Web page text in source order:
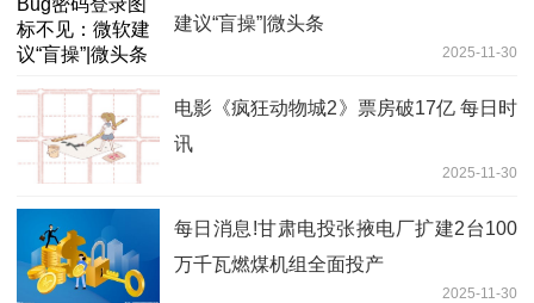
建议“盲操”|微头条
2025-11-30
电影《疯狂动物城2》票房破17亿 每日时
讯
2025-11-30
每日消息!甘肃电投张掖电厂扩建2台100
万千瓦燃煤机组全面投产
2025-11-30